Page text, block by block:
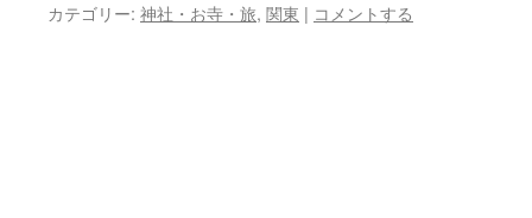
カテゴリー: 神社・お寺・旅, 関東 | コメントする